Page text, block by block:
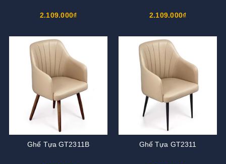
2.109.000₫ 2.109.000₫
Ghế Tựa GT2311B Ghế Tựa GT2311